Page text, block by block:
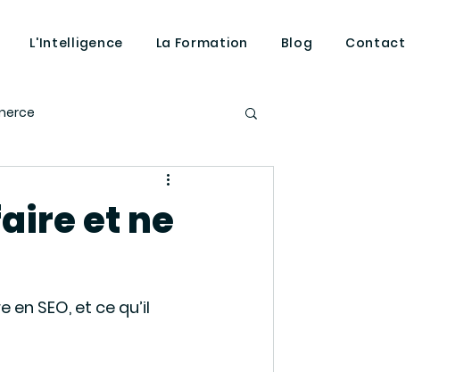
L'Intelligence La Formation Blog Contact
et ne
SEO, et ce qu’il